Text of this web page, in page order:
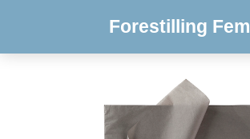
Forestilling Fem